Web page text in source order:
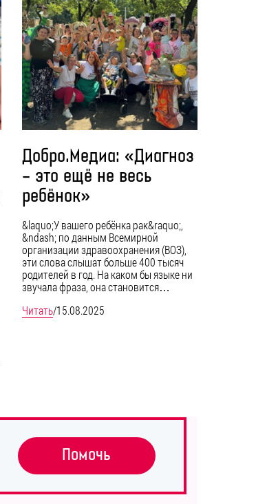
Добро.Медиа: «Диагноз
– это ещё не весь
ребёнок»
&laquo;У вашего ребёнка рак&raquo;,
&ndash; по данным Всемирной
организации здравоохранения (ВОЗ),
эти слова слышат больше 400 тысяч
родителей в год. На каком бы языке ни
звучала фраза, она становится…
Читать/15.08.2025
Помочь